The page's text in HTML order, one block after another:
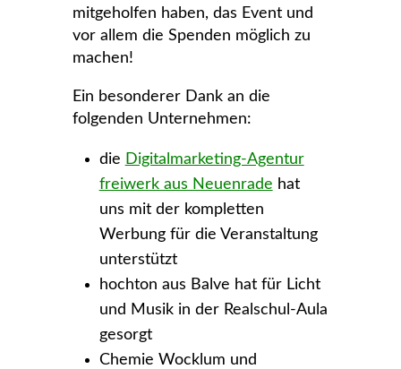
mitgeholfen haben, das Event und
vor allem die Spenden möglich zu
machen!
Ein besonderer Dank an die
folgenden Unternehmen:
die Digitalmarketing-Agentur
freiwerk aus Neuenrade hat
uns mit der kompletten
Werbung für die Veranstaltung
unterstützt
hochton aus Balve hat für Licht
und Musik in der Realschul-Aula
gesorgt
Chemie Wocklum und